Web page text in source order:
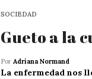
SOCIEDAD
Gueto a la
Por Adriana Normand
La enfermedad nos